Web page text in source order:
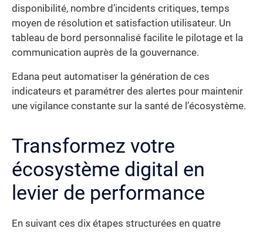
disponibilité, nombre d’incidents critiques, temps
moyen de résolution et satisfaction utilisateur. Un
tableau de bord personnalisé facilite le pilotage et la
communication auprès de la gouvernance.
Edana peut automatiser la génération de ces
indicateurs et paramétrer des alertes pour maintenir
une vigilance constante sur la santé de l’écosystème.
Transformez votre
écosystème digital en
levier de performance
En suivant ces dix étapes structurées en quatre